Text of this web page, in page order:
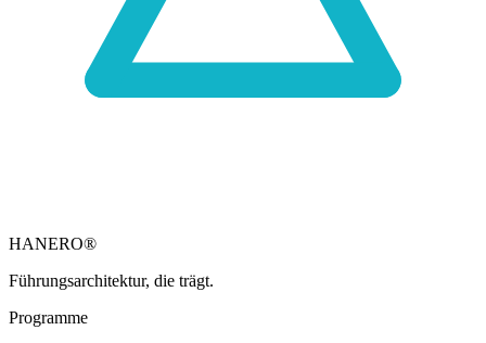
HANERO®
Führungsarchitektur, die trägt.
Programme